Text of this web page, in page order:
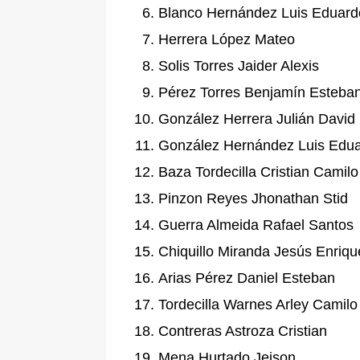
Blanco Hernández Luis
Herrera López Mateo
Solis Torres Jaider Alexis
Pérez Torres Benjamín
González Herrera Julián David
González Hernández Luis
Baza Tordecilla Cristian Camilo
Pinzon Reyes Jhonathan Stid
Guerra Almeida Rafael Santos
Chiquillo Miranda Jesús
Arias Pérez Daniel Esteban
Tordecilla Warnes Arley Camilo
Contreras Astroza Cristian